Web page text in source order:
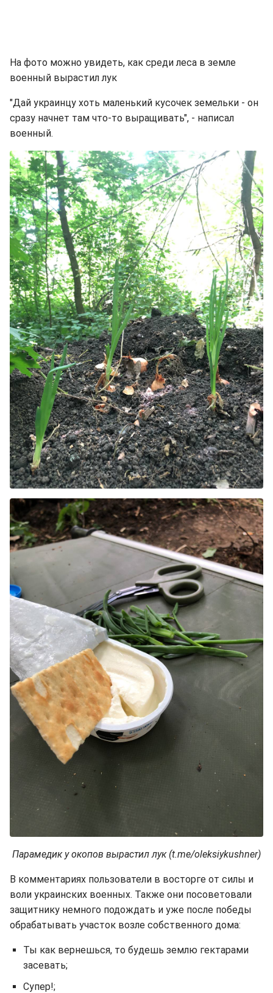
На фото можно увидеть, как среди леса в земле
военный вырастил лук
"Дай украинцу хоть маленький кусочек земельки - он
сразу начнет там что-то выращивать", - написал
военный.
Парамедик у окопов вырастил лук (t.me/oleksiykushner)
В комментариях пользователи в восторге от силы и
воли украинских военных. Также они посоветовали
защитнику немного подождать и уже после победы
обрабатывать участок возле собственного дома:
Ты как вернешься, то будешь землю гектарами
засевать;
Супер!;